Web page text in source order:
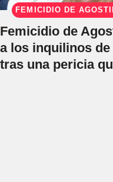
FEMICIDIO DE
Femicidio de
a los inquilinos
tras una pericia